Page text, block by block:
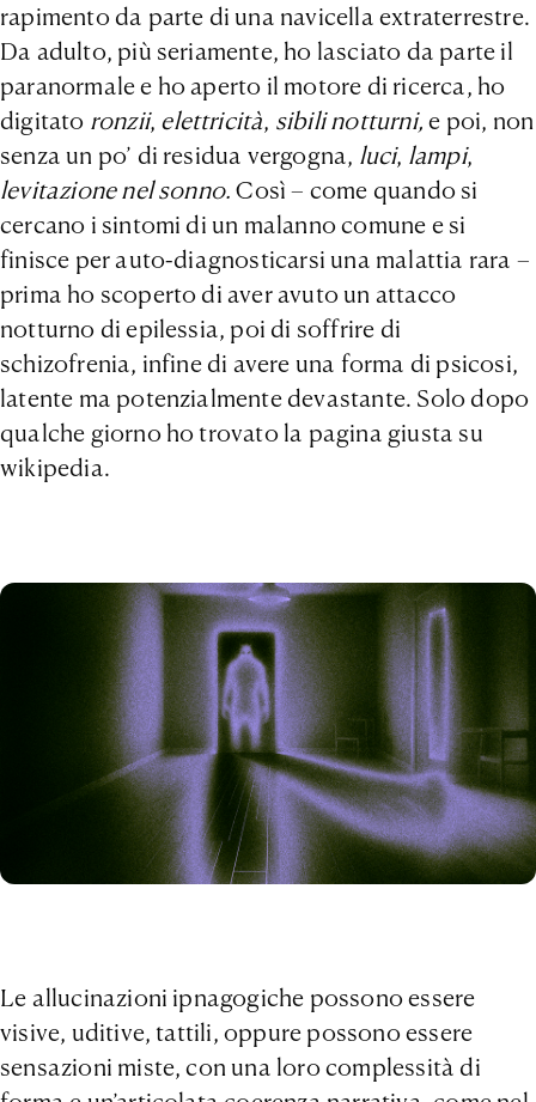
rapimento da parte di una navicella extraterrestre.
Da adulto, più seriamente, ho lasciato da parte il
paranormale e ho aperto il motore di ricerca, ho
digitato ronzii, elettricità, sibili notturni, e poi, non
senza un po’ di residua vergogna, luci, lampi,
levitazione nel sonno.Così – come quando si
cercano i sintomi di un malanno comune e si
finisce per auto-diagnosticarsi una malattia rara –
prima ho scoperto di aver avuto un attacco
notturno di epilessia, poi di soffrire di
schizofrenia, infine di avere una forma di psicosi,
latente ma potenzialmente devastante. Solo dopo
qualche giorno ho trovato la pagina giusta su
wikipedia.
Le allucinazioni ipnagogiche possono essere
visive, uditive, tattili, oppure possono essere
sensazioni miste, con una loro complessità di